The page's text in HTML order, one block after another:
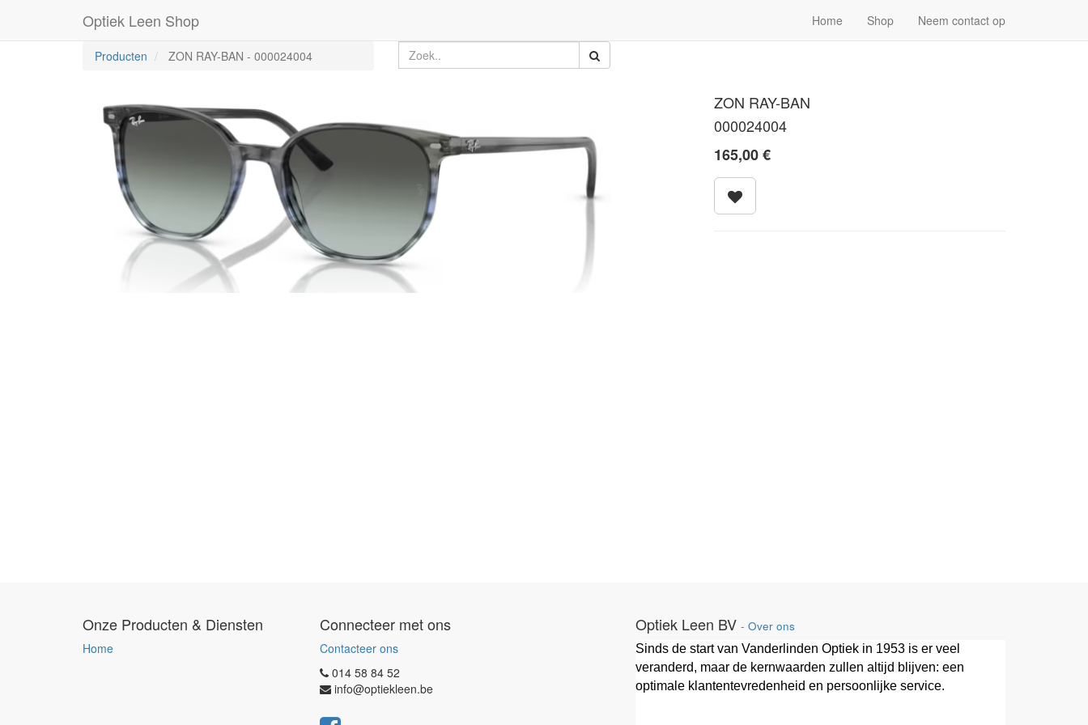
Optiek Leen Shop Home Shop Neem contact op
Producten ZON RAY-BAN - 000024004
ZON RAY-BAN
000024004
165,00€
Onze Producten & Diensten
Home
Connecteer met ons
Contacteer ons
014 58 84 52
info@optiekleen.be
Optiek Leen BV - Over ons
Sinds de start van Vanderlinden Optiek in 1953 is er veel
veranderd, maar de kernwaarden zullen altijd blijven: een
optimale klantentevredenheid en persoonlijke service.